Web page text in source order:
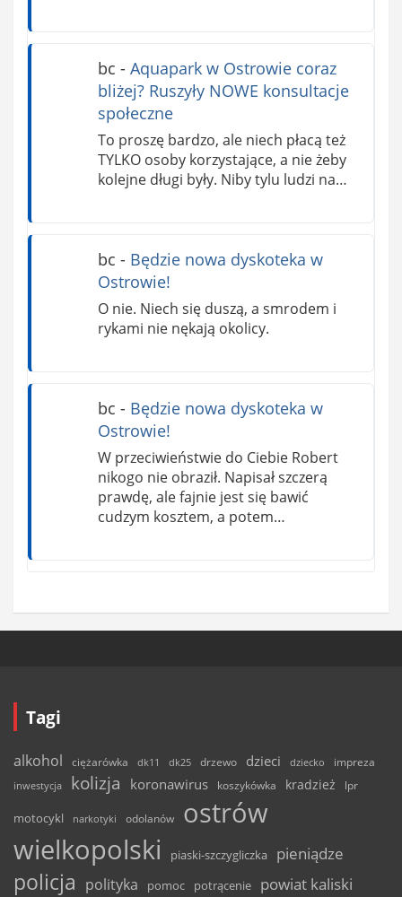
bc - Aquapark w Ostrowie coraz
bliżej? Ruszyły NOWE konsultacje
społeczne
To proszę bardzo, ale niech płacą też
TYLKO osoby korzystające, a nie żeby
kolejne długi były. Niby tylu ludzi na…
bc - Będzie nowa dyskoteka w
Ostrowie!
O nie. Niech się duszą, a smrodem i
rykami nie nękają okolicy.
bc - Będzie nowa dyskoteka w
Ostrowie!
W przeciwieństwie do Ciebie Robert
nikogo nie obraził. Napisał szczerą
prawdę, ale fajnie jest się bawić
cudzym kosztem, a potem…
Tagi
alkohol ciężarówka dk11 dk25 drzewo dzieci dziecko
impreza
inwestycja
kolizja koronawirus koszykówka kradzież lpr
motocykl narkotyki odolanów
ostrów
wielkopolski
piaski-szczygliczka pieniądze
policja polityka pomoc potrącenie powiat kaliski